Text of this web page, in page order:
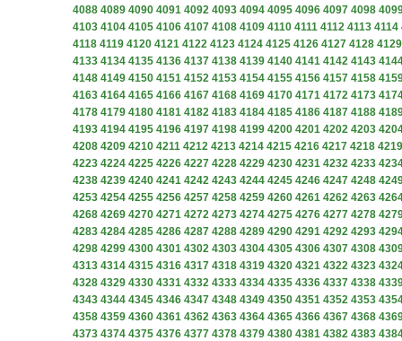
4088 4089 4090 4091 4092 4093 4094 4095 4096 4097 4098
4103 4104 4105 4106 4107 4108 4109 4110 4111 4112 4113 4114
4118 4119 4120 4121 4122 4123 4124 4125 4126 4127 4128 4129
4133 4134 4135 4136 4137 4138 4139 4140 4141 4142 4143
4148 4149 4150 4151 4152 4153 4154 4155 4156 4157 4158
4163 4164 4165 4166 4167 4168 4169 4170 4171 4172 4173
4178 4179 4180 4181 4182 4183 4184 4185 4186 4187 4188
4193 4194 4195 4196 4197 4198 4199 4200 4201 4202 4203
4208 4209 4210 4211 4212 4213 4214 4215 4216 4217 4218 4219
4223 4224 4225 4226 4227 4228 4229 4230 4231 4232 4233
4238 4239 4240 4241 4242 4243 4244 4245 4246 4247 4248
4253 4254 4255 4256 4257 4258 4259 4260 4261 4262 4263
4268 4269 4270 4271 4272 4273 4274 4275 4276 4277 4278
4283 4284 4285 4286 4287 4288 4289 4290 4291 4292 4293
4298 4299 4300 4301 4302 4303 4304 4305 4306 4307 4308
4313 4314 4315 4316 4317 4318 4319 4320 4321 4322 4323
4328 4329 4330 4331 4332 4333 4334 4335 4336 4337 4338
4343 4344 4345 4346 4347 4348 4349 4350 4351 4352 4353
4358 4359 4360 4361 4362 4363 4364 4365 4366 4367 4368
4373 4374 4375 4376 4377 4378 4379 4380 4381 4382 4383